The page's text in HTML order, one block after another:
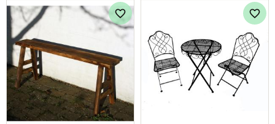
Lägg till i favoriter